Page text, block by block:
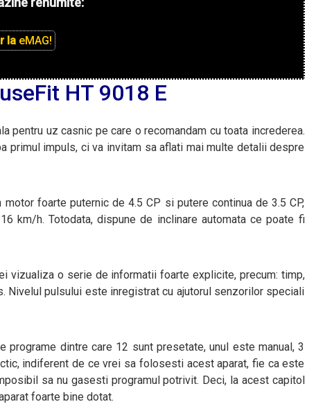
la eMAG!
HT 9018 E
pentru uz casnic pe care o recomandam cu toata increderea.
primul impuls, ci va invitam sa aflati mai multe detalii despre
foarte puternic de 4.5 CP si putere continua de 3.5 CP,
km/h. Totodata, dispune de inclinare automata ce poate fi
vizualiza o serie de informatii foarte explicite, precum: timp,
Nivelul pulsului este inregistrat cu ajutorul senzorilor speciali
dintre care 12 sunt presetate, unul este manual, 3
indiferent de ce vrei sa folosesti acest aparat, fie ca este
sa nu gasesti programul potrivit. Deci, la acest capitol
foarte bine dotat.